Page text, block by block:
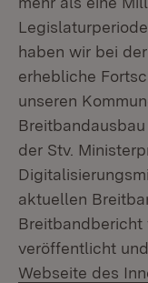
haben wir bei
erhebliche
unseren
der Stv.
aktuellen
Breitbandbericht
veröffentlicht
Webseite des